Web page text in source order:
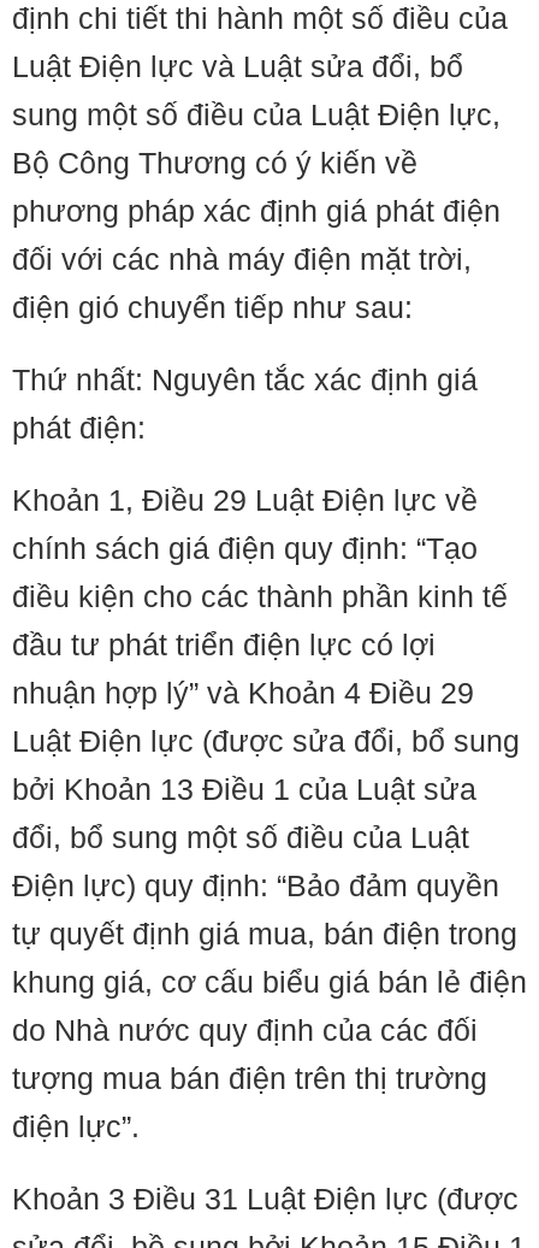
định chi tiết thi hành một số điều của
Luật Điện lực và Luật sửa đổi, bổ
sung một số điều của Luật Điện lực,
Bộ Công Thương có ý kiến về
phương pháp xác định giá phát điện
đối với các nhà máy điện mặt trời,
điện gió chuyển tiếp như sau:
Thứ nhất: Nguyên tắc xác định giá
phát điện:
Khoản 1, Điều 29 Luật Điện lực về
chính sách giá điện quy định: “Tạo
điều kiện cho các thành phần kinh tế
đầu tư phát triển điện lực có lợi
nhuận hợp lý” và Khoản 4 Điều 29
Luật Điện lực (được sửa đổi, bổ sung
bởi Khoản 13 Điều 1 của Luật sửa
đổi, bổ sung một số điều của Luật
Điện lực) quy định: “Bảo đảm quyền
tự quyết định giá mua, bán điện trong
khung giá, cơ cấu biểu giá bán lẻ điện
do Nhà nước quy định của các đối
tượng mua bán điện trên thị trường
điện lực”.
Khoản 3 Điều 31 Luật Điện lực (được